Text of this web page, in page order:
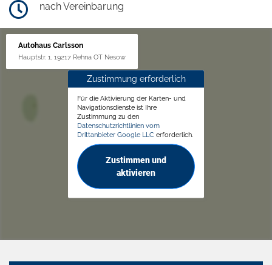
nach Vereinbarung
Autohaus Carlsson
Hauptstr. 1, 19217 Rehna OT Nesow
Zustimmung erforderlich
Für die Aktivierung der Karten- und
Navigationsdienste ist Ihre
Zustimmung zu den
Datenschutzrichtlinien vom
Drittanbieter Google LLC erforderlich.
Zustimmen und
aktivieren